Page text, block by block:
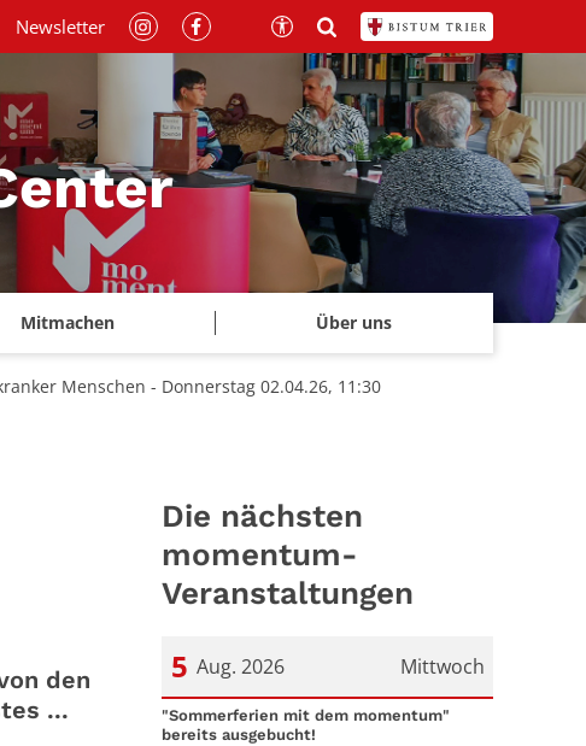
Mitmachen Über uns
Newsletter
Menschen - Donnerstag 02.04.26, 11:30
den
...
Die nächsten
momentum-
Veranstaltungen
Mittwoch
5 Aug. 2026
Datum: 5. August 2026
"Sommerferien mit dem momentum"
bereits ausgebucht!